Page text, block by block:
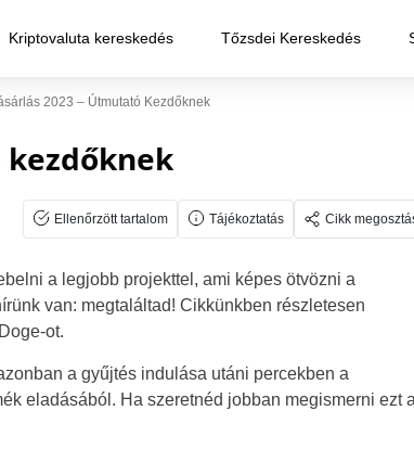
Kriptovaluta kereskedés Tőzsdei Kereskedés
2023 – Útmutató Kezdőknek
kezdőknek
Ellenőrzött tartalom Tájékoztatás Cikk
a legjobb projekttel, ami képes ötvözni a
van: megtaláltad! Cikkünkben részletesen
ot.
a gyűjtés indulása utáni percekben a
eladásából. Ha szeretnéd jobban megismerni ezt